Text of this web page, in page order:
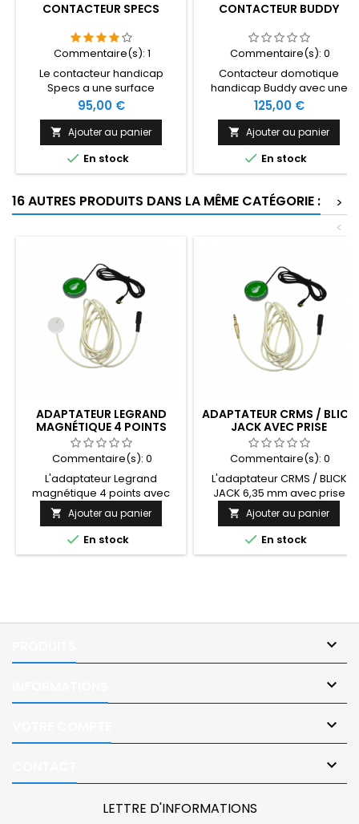
CONTACTEUR SPECS
Commentaire(s): 1
Le contacteur handicap
Specs a une surface
d'activation de 3,5 cm et une
force d'activation de 100g. Il
est disponible en 5 couleurs.
Prix
95,00 €
 Ajouter au panier
 En stock
CONTACTEUR BUDDY
Commentaire(s): 0
Contacteur domotique
handicap Buddy avec une
surface d'activation de 6,4
cm et une force d'activation
de 142g. Disponible en 5
couleurs.
Prix
125,00 €
 Ajouter au panier
 En stock
16 AUTRES PRODUITS DANS LA MÊME CATÉGORIE :
>
<
ADAPTATEUR LEGRAND
MAGNÉTIQUE 4 POINTS
AVEC PRISE CONTACTEUR
Commentaire(s): 0
L'adaptateur Legrand
magnétique 4 points avec
prise jack permet de
brancher un contacteur
handicap pour le
déclenchement de l'appel
 Ajouter au panier
 En stock
ADAPTATEUR CRMS / BLICK
JACK AVEC PRISE
CONTACTEUR
Commentaire(s): 0
L'adaptateur CRMS / BLICK
JACK 6,35 mm avec prise
jack permet de brancher un
contacteur handicap via un
contacteur ou une prise jack
pour le déclenchement de
 Ajouter au panier
 En stock




LETTRE D'INFORMATIONS